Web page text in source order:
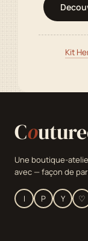
Kit
Co
Une boutique-
avec — façon de
I P Y ♡